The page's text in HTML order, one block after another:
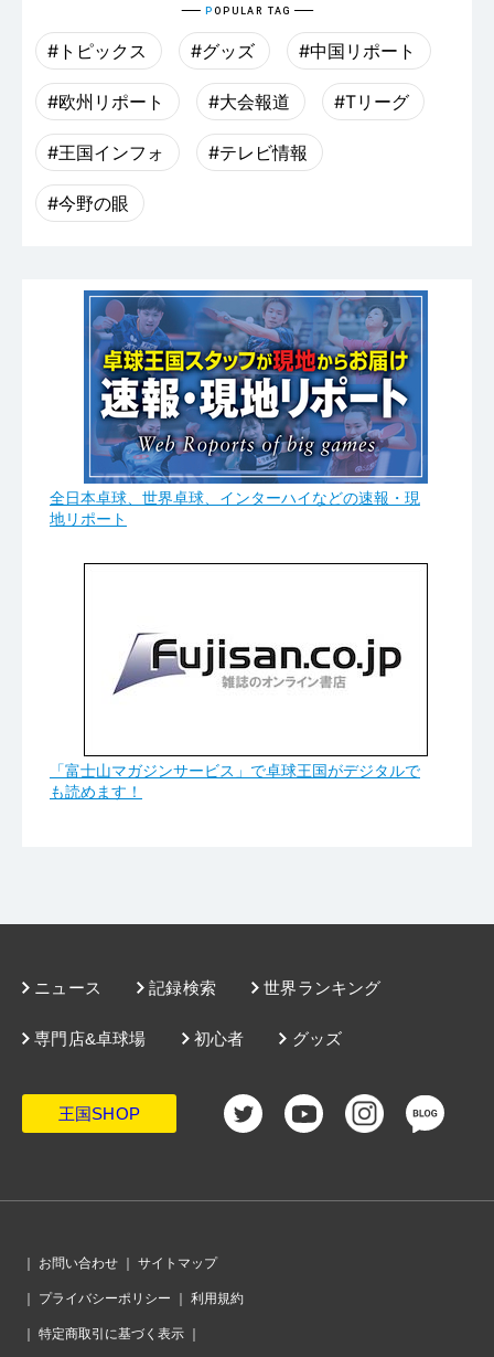
#トピックス #グッズ #中国リポート
#欧州リポート #大会報道 #Tリーグ
#王国インフォ #テレビ情報
#今野の眼
全日本卓球、世界卓球、インターハイなどの速報・現
地リポート
「富士山マガジンサービス」で卓球王国がデジタルで
も読めます！
ニュース 記録検索 世界ランキング
グッズ
専門店&卓球場 初心者
王国SHOP
｜ お問い合わせ ｜ サイトマップ
｜ プライバシーポリシー ｜ 利用規約
｜ 特定商取引に基づく表示 ｜